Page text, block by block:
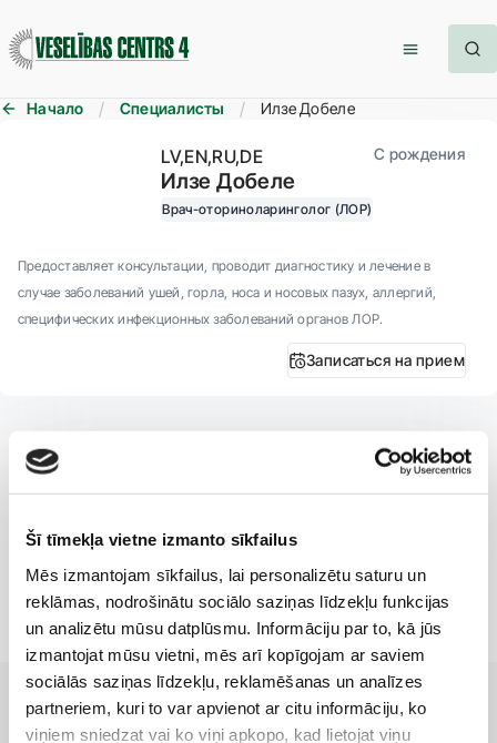
Šī tīmekļa vietne izmanto sīkfailus
Mēs izmantojam sīkfailus, lai personalizētu saturu un
reklāmas, nodrošinātu sociālo saziņas līdzekļu funkcijas
un analizētu mūsu datplūsmu. Informāciju par to, kā jūs
izmantojat mūsu vietni, mēs arī kopīgojam ar saviem
sociālās saziņas līdzekļu, reklamēšanas un analīzes
partneriem, kuri to var apvienot ar citu informāciju, ko
viņiem sniedzat vai ko viņi apkopo, kad lietojat viņu
Начало Специалисты Илзе Добеле
LV EN RU DE С рождения
Илзе Добеле
Врач-оториноларинголог (ЛОР)
Предоставляет консультации, проводит диагностику и лечение в
случае заболеваний ушей, горла, носа и носовых пазух, аллергий,
специфических инфекционных заболеваний органов ЛОР.
Записаться на прием
КЛИНИКИ С ЛУЧШИМИ УСЛУГАМИ